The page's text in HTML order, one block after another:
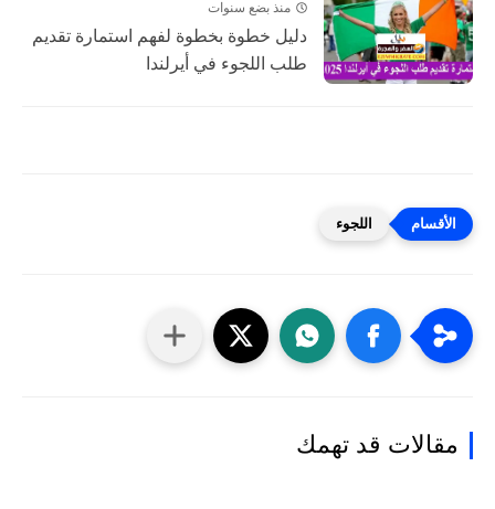
منذ بضع سنوات
دليل خطوة بخطوة لفهم استمارة تقديم
طلب اللجوء في أيرلندا
اللجوء
مقالات قد تهمك